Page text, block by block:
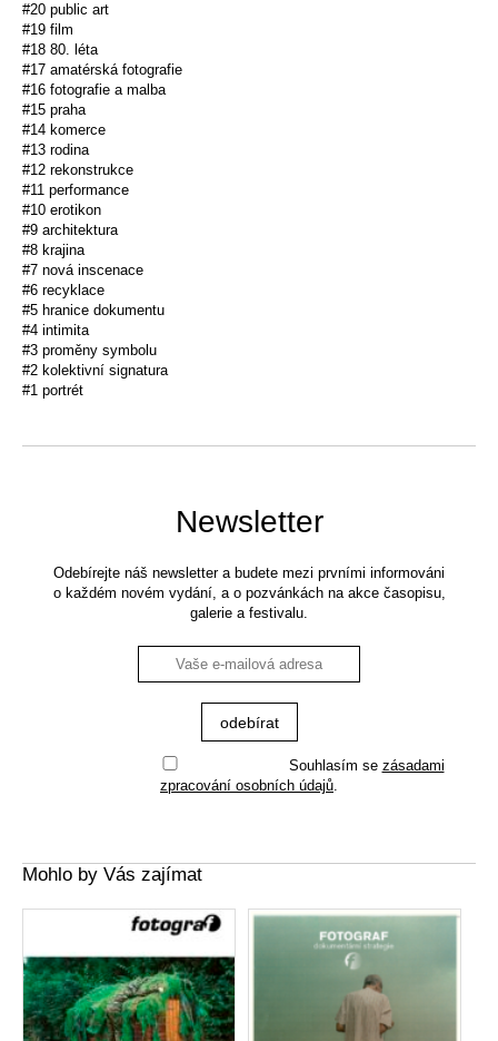
#20 public art
#19 film
#18 80. léta
#17 amatérská fotografie
#16 fotografie a malba
#15 praha
#14 komerce
#13 rodina
#12 rekonstrukce
#11 performance
#10 erotikon
#9 architektura
#8 krajina
#7 nová inscenace
#6 recyklace
#5 hranice dokumentu
#4 intimita
#3 proměny symbolu
#2 kolektivní signatura
#1 portrét
Newsletter
Odebírejte náš newsletter a budete mezi prvními informováni
o každém novém vydání, a o pozvánkách na akce časopisu,
galerie a festivalu.
Souhlasím se zásadami
zpracování osobních údajů.
Mohlo by Vás zajímat